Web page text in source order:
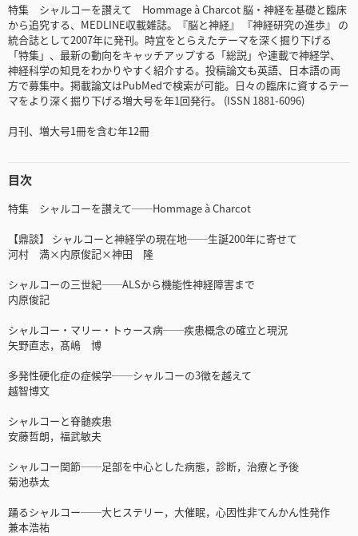
特集 シャルコーを讃えて Hommage à Charcot 脳・神経を基礎と臨床
から追究する、MEDLINE収載雑誌。『脳と神経』 『神経研究の進歩』 の
統合誌として2007年に発刊。時宜をとらえたテーマを深く掘り下げる
「特集」、最新の動向をキャッチアップする「総説」や連載で神経学、
神経科学の知見をわかりやすく紹介する。投稿論文も英語、日本語の両
方で募集中。掲載論文はPubMedで検索が可能。日々の臨床に資するテー
マをより深く掘り下げる増大号を年1回発行。 (ISSN 1881-6096)
月刊、増大号1冊を含む年12冊
目次
特集 シャルコーを讃えて──Hommage à Charcot
【鼎談】 シャルコーと神経学の現在地──生誕200年に寄せて
河村 満×内原俊記×神田 隆
シャルコーの三世紀──ALSから機能性神経障害まで
内原俊記
シャルコー・マリー・トゥース病──疾患概念の確立と現況
矢野直志，髙嶋 博
多発性硬化症の症候学──シャルコーの3徴を越えて
越智博文
シャルコーと脊髄疾患
安藤哲朗，福武敏夫
シャルコー関節──足部を中心とした病態，診断，治療と予後
菊池恭太
踊るシャルコー──大ヒステリー，大催眠，心因性非てんかん性発作
兼本浩祐